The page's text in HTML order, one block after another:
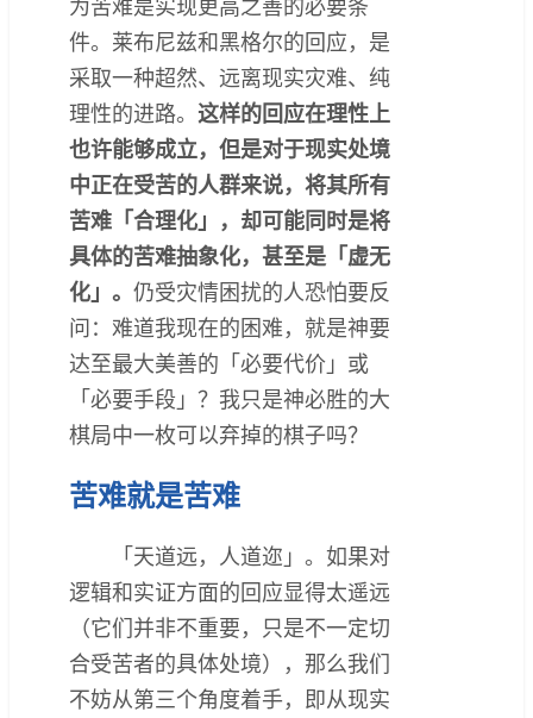
为苦难是实现更高之善的必要条
件。莱布尼兹和黑格尔的回应，是
采取一种超然、远离现实灾难、纯
理性的进路。 这样的回应在理性上
也许能够成立，但是对于现实处境
中正在受苦的人群来说，将其所有
苦难「合理化」，却可能同时是将
具体的苦难抽象化，甚至是「虚无
化」。 仍受灾情困扰的人恐怕要反
问：难道我现在的困难，就是神要
达至最大美善的「必要代价」或
「必要手段」？我只是神必胜的大
棋局中一枚可以弃掉的棋子吗？
苦难就是苦难
「天道远，人道迩」。如果对
逻辑和实证方面的回应显得太遥远
（它们并非不重要，只是不一定切
合受苦者的具体处境），那么我们
不妨从第三个角度着手，即从现实